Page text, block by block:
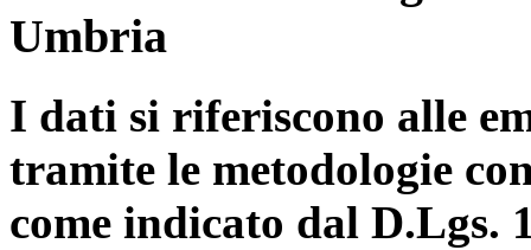
Umbria
I dati si riferiscono alle
tramite le metodologie
come indicato dal D.Lgs.